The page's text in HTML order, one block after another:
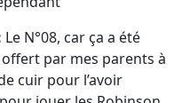
Le N°08, car ça a été
par mes parents à
cuir pour l’avoir